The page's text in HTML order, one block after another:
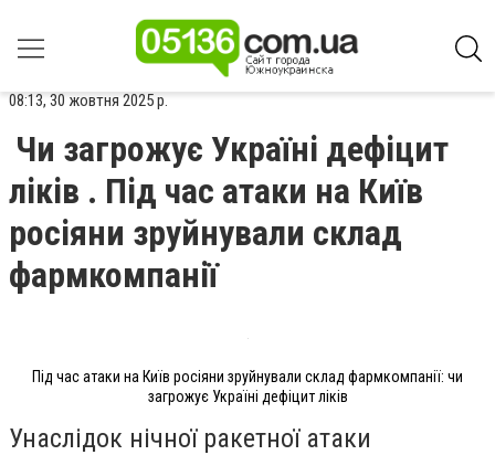
08:13, 30 жовтня 2025 р.
Чи загрожує Україні дефіцит
ліків . Під час атаки на Київ
росіяни зруйнували склад
фармкомпанії
Під час атаки на Київ росіяни зруйнували склад фармкомпанії: чи
загрожує Україні дефіцит ліків
Унаслідок нічної ракетної атаки